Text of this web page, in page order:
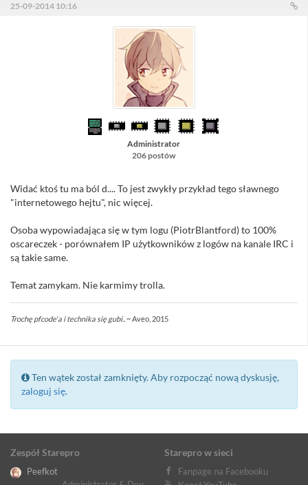
25-09-2014 10:16
Administrator
206 postów
Widać ktoś tu ma ból d.... To jest zwykły przykład tego sławnego
"internetowego hejtu", nic więcej.
Osoba wypowiadająca się w tym logu (PiotrBlantford) to 100%
oscareczek - porównałem IP użytkowników z logów na kanale IRC i
są takie same.
Temat zamykam. Nie karmimy trolla.
Trochę pfcode'a i technika się gubi..~ Aveo, 2015
Ten wątek został zamknięty. Aby rozpocząć nową dyskusję,
zaloguj się.
Zespół Starepro
Peefkot
Starepro w sieci
Fanpage na Facebooku